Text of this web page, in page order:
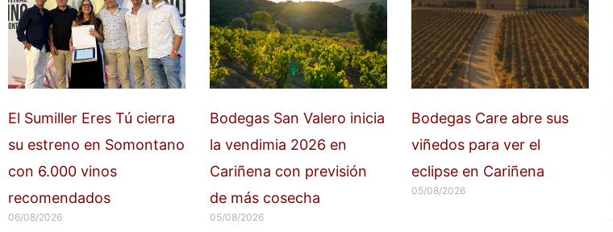
El Sumiller Eres Tú cierra
su estreno en Somontano
con 6.000 vinos
recomendados
06/08/2026
Bodegas San Valero inicia
la vendimia 2026 en
Cariñena con previsión
de más cosecha
05/08/2026
Bodegas Care abre sus
viñedos para ver el
eclipse en Cariñena
05/08/2026